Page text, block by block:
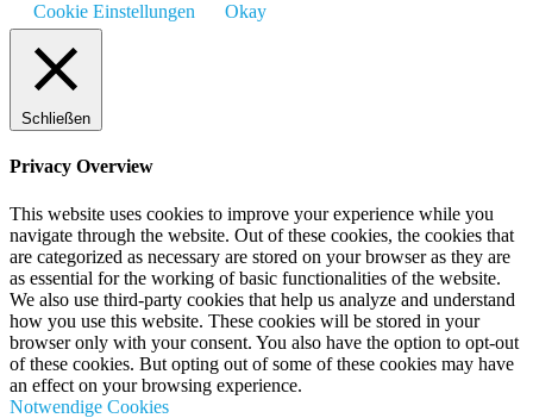
Cookie Einstellungen
Okay
Schließen
Privacy Overview
This website uses cookies to improve your experience while you
navigate through the website. Out of these cookies, the cookies that
are categorized as necessary are stored on your browser as they are
as essential for the working of basic functionalities of the website.
We also use third-party cookies that help us analyze and understand
how you use this website. These cookies will be stored in your
browser only with your consent. You also have the option to opt-out
of these cookies. But opting out of some of these cookies may have
an effect on your browsing experience.
Notwendige Cookies